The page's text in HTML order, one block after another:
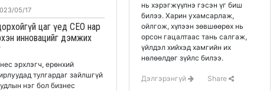
05/17
цаг үед CEO нар
инновацийг дэмжих
эрхлэгч, ерөнхий
тулгардаг зайлшгүй
нэг бол бизнес
нь хэрэгжүүлнэ гэсэн үг биш
билээ. Харин ухамсарлаж,
ойлгож, хүлээн зөвшөөрөх нь
орсон гацалтаас тань салгаж,
үйлдэл хийхэд хамгийн их
нөлөөлдөг зүйлс билээ.
Дэлгэрэнгүй Share